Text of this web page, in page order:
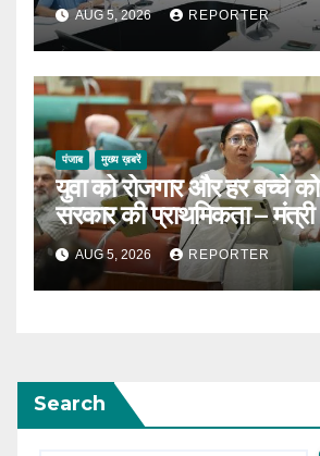
AUG 5, 2026 REPORTER
पंजाब मुख्य ख़बरें
युवा को रोजगार और हर बच्चे को
सरकार की प्राथमिकता – मंत्री
AUG 5, 2026 REPORTER
Search